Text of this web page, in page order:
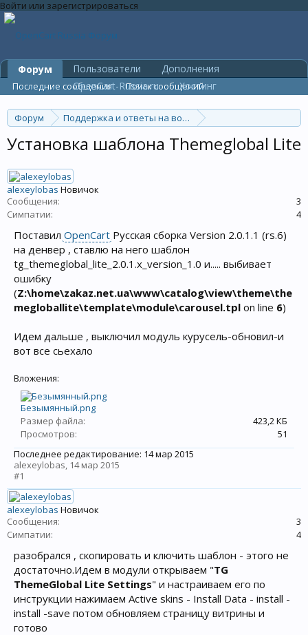
Войти или зарегистрироваться
Форум
Поддержка и ответы на вопросы
Дизайн, оформление и шаблоны
Установка шаблона Themeglobal Lite
alexeylobas Новичок
Сообщения:
3
Симпатии:
4
Поставил OpenCart Русская сборка Version 2.0.1.1 (rs.6)
на денвер , ставлю на него шаблон
tg_themeglobal_lite_2.0.1.x_version_1.0 и..... выбивает
ошибку
(Z:\home\zakaz.net.ua\www\catalog\view\theme\the
megloballite\template\module\carousel.tpl on line 6)
Идем дальше , выключил модуль курусель-обновил-и
вот все сьехало
Вложения:
Безымянный.png
Размер файла:
423,2 КБ
Просмотров:
51
Последнее редактирование: 14 мар 2015
alexeylobas, 14 мар 2015
#1
alexeylobas Новичок
Сообщения:
3
Симпатии:
4
разобрался , скопировать и ключить шаблон - этого не
достаточно.Идем в модули открываем "TG
ThemeGlobal Lite Settings" и настраиваем его по
инструкции нажимаем Active skins - Install Data - install -
install -save потом обновляем страницу витрины и
готово
Форум
Последние сообщения Поиск сообщений
Пользователи
Дополнения
OpenCart-Russia.ru
Хостинг